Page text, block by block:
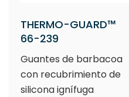
THERMO-GUARD™
66-239
Guantes de barbacoa
con recubrimiento de
silicona ignífuga